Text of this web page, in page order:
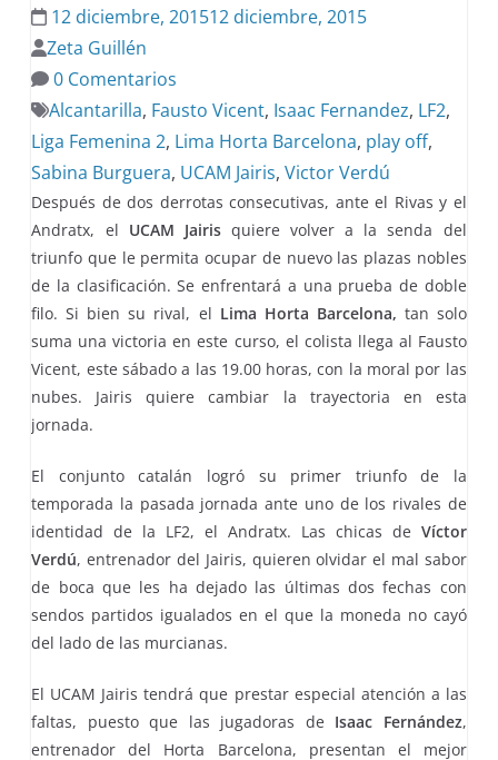
12 diciembre, 201512 diciembre, 2015
Zeta Guillén
0 Comentarios
Alcantarilla, Fausto Vicent, Isaac Fernandez, LF2,
Liga Femenina 2, Lima Horta Barcelona, play off,
Sabina Burguera, UCAM Jairis,Victor Verdú
Después de dos derrotas consecutivas, ante el Rivas y el
Andratx, el UCAM Jairisquiere volver a la senda del
triunfo que le permita ocupar de nuevo las plazas nobles
de la clasificación. Se enfrentará a una prueba de doble
filo. Si bien su rival, el Lima Horta Barcelona, tan solo
suma una victoria en este curso, el colista llega al Fausto
Vicent, este sábado a las 19.00 horas, con la moral por las
nubes. Jairis quiere cambiar la trayectoria en esta
jornada.
El conjunto catalán logró su primer triunfo de la
temporada la pasada jornada ante uno de los rivales de
identidad de la LF2, el Andratx. Las chicas de Víctor
Verdú, entrenador del Jairis, quieren olvidar el mal sabor
de boca que les ha dejado las últimas dos fechas con
sendos partidos igualados en el que la moneda no cayó
del lado de las murcianas.
El UCAM Jairis tendrá que prestar especial atención a las
faltas, puesto que las jugadoras de Isaac Fernández,
entrenador del Horta Barcelona, presentan el mejor